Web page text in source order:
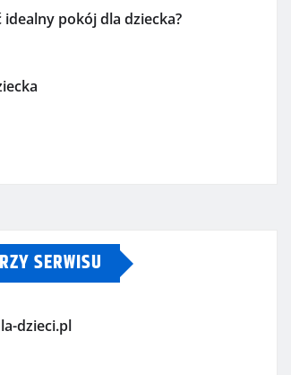
idealny pokój dla dziecka?
SERWISU
dzieci.pl